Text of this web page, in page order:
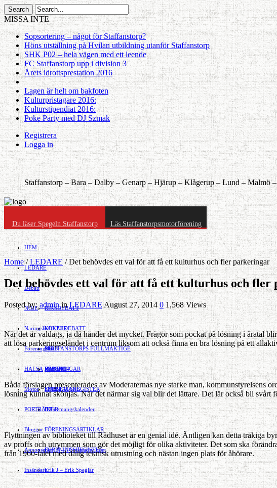
MISSA INTE
Sopsortering – något för Staffanstorp?
Höns utställning på Hvilan utbildning utanför Staffanstorp
SHK P02 – hela vägen med ett leende
FC Staffanstorp upp i division 3
Årets idrottsprestation 2016
Lagen är helt om bakfoten
Kulturpristagare 2016:
Kulturstipendiat 2016:
Poke Party med DJ Szmak
Registrera
Logga in
Staffanstorp –Bara –Dalby –Genarp –Hjärup –Klågerup –Lund –Malmö
Du läser Spegeln Staffanstorp Läs Staffanstorpsmotorförening
HEM
LEDARE
Debatt
RIKSDEBATT
LOKALDEBATT
STAFFANSTORPS FULLMÄKTIGE
VAL 2014
NÖJE
KULTUR
Mat
RESOR
EVENEMANG
Evenemangskalender
Näringsliv
JOBB
HANDEL
FÖRETAGSREGISTER
Föreningsliv
FÖRENINGAR
SPORT
DJUR
FÖRENINGSARTIKLAR
FÖRENINGSREGISTER
HÄLSA
Motor
PORTRÄTT
Bloggar
Gert Å – I Småstadsvimlet
Erik J – Erik Speglar
Annonsera
Insändare
Home/LEDARE /Det behövdes ett val för att få ett kulturhus och fler parkeringar
Det behövdes ett val för att få ett kulturhus och
Posted by:admininLEDARE August 27, 2014 0 1,568 Views
När det är valdags, ja då händer det mycket. Frågor som pockat på lösning i åratal
att lösa parkeringseländet i centrum liksom att också finna en bra lösning på ett
Båda förslagen presenterades av Mode­raternas nye starke man,
lösning kunnat skönjas. När det närmar sig val blir det lättare. Det lär också bli
Flyttningen av biblioteket till Rådhuset är en genial idé. Äntligen kan detta tråkiga
av proffs och utrymmen som gör det möjligt för olika aktiviteter. Det som ska
från 1960-talet med dålig teknisk utrustning och nästan ingen plats för åhörare.